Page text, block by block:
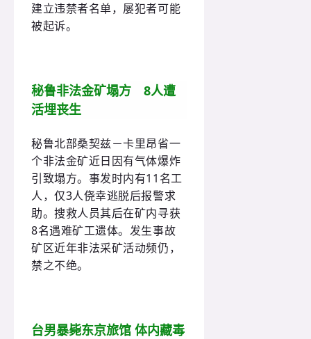
建立违禁者名单，屡犯者可能
被起诉。
秘鲁非法金矿塌方 8人遭
活埋丧生
秘鲁北部桑契兹－卡里昂省一
个非法金矿近日因有气体爆炸
引致塌方。事发时内有11名工
人，仅3人侥幸逃脱后报警求
助。搜救人员其后在矿内寻获
8名遇难矿工遗体。发生事故
矿区近年非法采矿活动频仍，
禁之不绝。
台男暴毙东京旅馆 体内藏毒